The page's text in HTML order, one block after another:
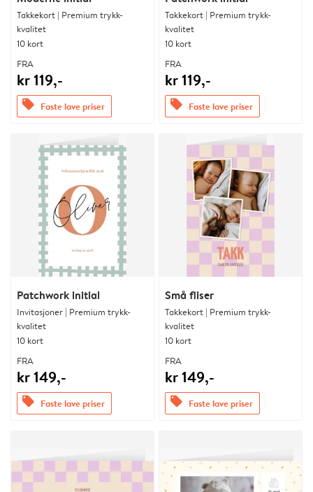
Takkekort | Premium trykk-
kvalitet
10 kort
FRA
kr 119,-
offers Faste lave priser
Takkekort | Premium trykk-
kvalitet
10 kort
FRA
kr 119,-
offers Faste lave priser
Patchwork initial
Invitasjoner | Premium trykk-
kvalitet
10 kort
FRA
kr 149,-
offers Faste lave priser
Små fliser
Takkekort | Premium trykk-
kvalitet
10 kort
FRA
kr 149,-
offers Faste lave priser